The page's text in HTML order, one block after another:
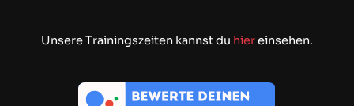
Unsere Trainingszeiten kannst du hiereinsehen.